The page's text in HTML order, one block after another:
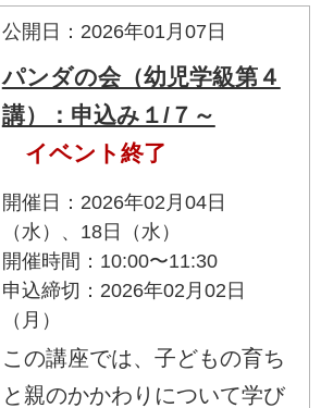
公開日：2026年01月07日
パンダの会（幼児学級第４
講）：申込み１/７～
イベント終了
開催日：2026年02月04日
（水）、18日（水）
開催時間：10:00〜11:30
申込締切：2026年02月02日
（月）
この講座では、子どもの育ち
と親のかかわりについて学び